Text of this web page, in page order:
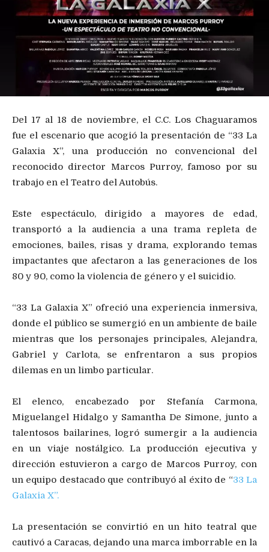
Del 17 al 18 de noviembre, el C.C. Los Chaguaramos
fue el escenario que acogió la presentación de “33 La
Galaxia X”, una producción no convencional del
reconocido director Marcos Purroy, famoso por su
trabajo en el Teatro del Autobús.
Este espectáculo, dirigido a mayores de edad,
transportó a la audiencia a una trama repleta de
emociones, bailes, risas y drama, explorando temas
impactantes que afectaron a las generaciones de los
80 y 90, como la violencia de género y el suicidio.
“33 La Galaxia X” ofreció una experiencia inmersiva,
donde el público se sumergió en un ambiente de baile
mientras que los personajes principales, Alejandra,
Gabriel y Carlota, se enfrentaron a sus propios
dilemas en un limbo particular.
El elenco, encabezado por Stefanía Carmona,
Miguelangel Hidalgo y Samantha De Simone, junto a
talentosos bailarines, logró sumergir a la audiencia
en un viaje nostálgico. La producción ejecutiva y
dirección estuvieron a cargo de Marcos Purroy, con
un equipo destacado que contribuyó al éxito de “33 La
Galaxia X”.
La presentación se convirtió en un hito teatral que
cautivó a Caracas, dejando una marca imborrable en la